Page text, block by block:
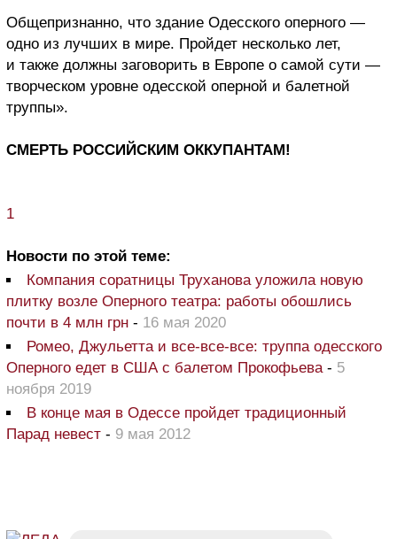
Общепризнанно, что здание Одесского оперного —
одно из лучших в мире. Пройдет несколько лет,
и также должны заговорить в Европе о самой сути —
творческом уровне одесской оперной и балетной
труппы».
СМЕРТЬ РОССИЙСКИМ ОККУПАНТАМ!
1
Новости по этой теме:
Компания соратницы Труханова уложила новую
плитку возле Оперного театра: работы обошлись
почти в 4 млн грн - 16 мая 2020
Ромео, Джульетта и все-все-все: труппа одесского
Оперного едет в США с балетом Прокофьева - 5
ноября 2019
В конце мая в Одессе пройдет традиционный
Парад невест - 9 мая 2012